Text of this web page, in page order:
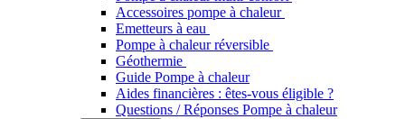
Accessoires pompe à chaleur
Emetteurs à eau
Pompe à chaleur réversible
Géothermie
Guide Pompe à chaleur
Aides financières : êtes-vous éligible ?
Questions / Réponses Pompe à chaleur